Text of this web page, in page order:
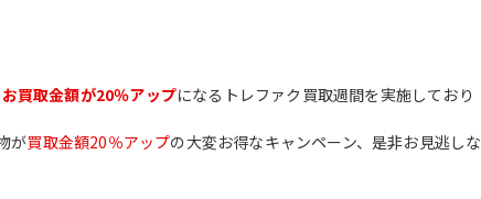
お買取金額が20％アップになるトレファク買取週間を実施しており
が買取金額20％アップの大変お得なキャンペーン、是非お見逃しな